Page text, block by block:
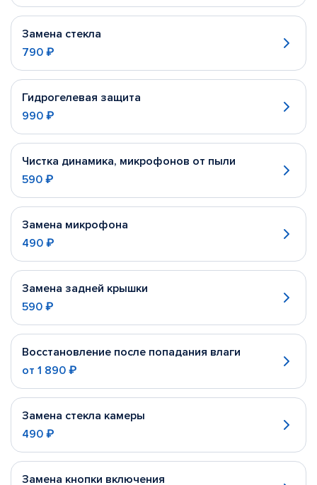
Замена стекла
790 ₽
Гидрогелевая защита
990 ₽
Чистка динамика, микрофонов от пыли
590 ₽
Замена микрофона
490 ₽
Замена задней крышки
590 ₽
Восстановление после попадания влаги
от 1 890 ₽
Замена стекла камеры
490 ₽
Замена кнопки включения